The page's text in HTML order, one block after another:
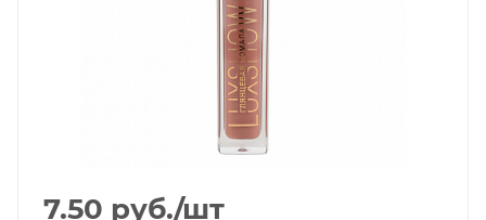
7.50 руб./шт